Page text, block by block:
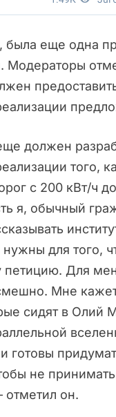
была еще одна
Модераторы
должен
того,
с 200 кВт/ч
я, обычный
для того,
петицию. Для
Мне
сидят в Олий
готовы
не принимать
отметил он.